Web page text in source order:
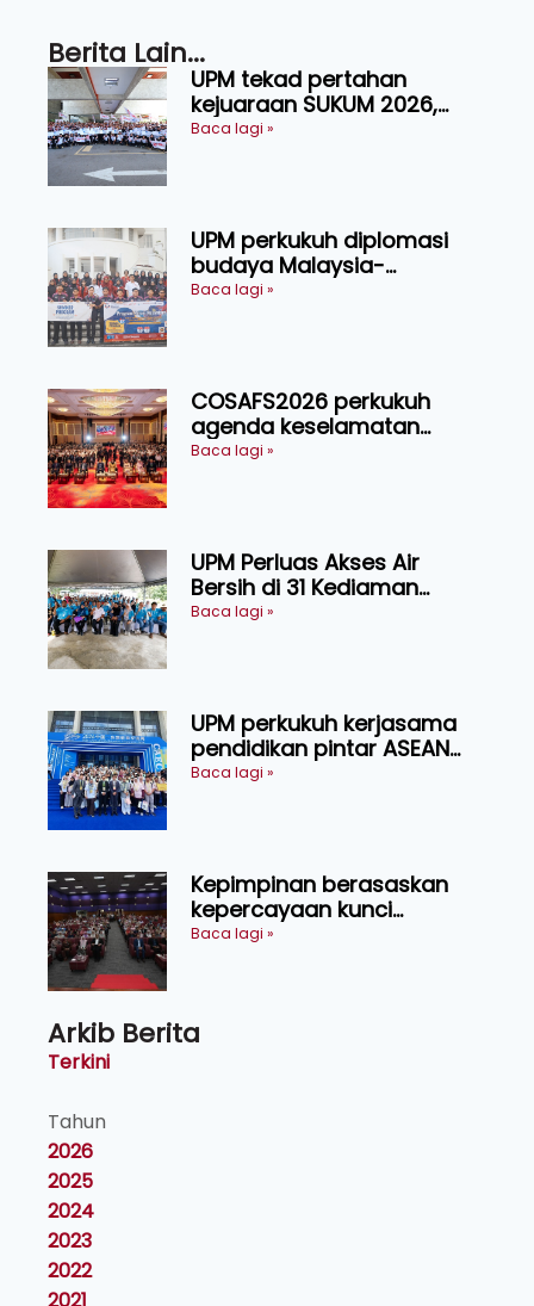
Berita Lain...
UPM tekad pertahan
kejuaraan SUKUM 2026,
sasar 16 pingat emas
Baca lagi »
UPM perkukuh diplomasi
budaya Malaysia-
Indonesia melalui Narasi
Baca lagi »
COSAFS2026 perkukuh
agenda keselamatan
makanan, AgriHub pacu
Baca lagi »
UPM Perluas Akses Air
Bersih di 31 Kediaman
Orang Asli Tasik Chini
Baca lagi »
UPM perkukuh kerjasama
pendidikan pintar ASEAN
menerusi lawatan rasmi ke
Baca lagi »
Kepimpinan berasaskan
kepercayaan kunci
kecemerlangan institusi -
Baca lagi »
Arkib Berita
Terkini
Tahun
2026
2025
2024
2023
2022